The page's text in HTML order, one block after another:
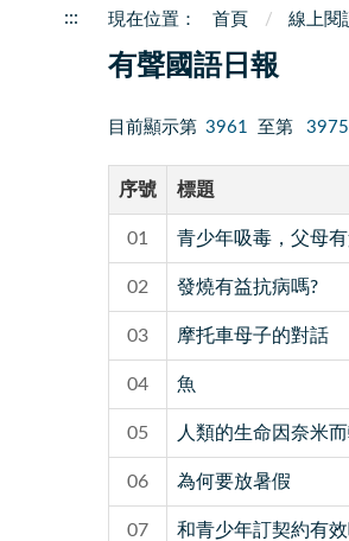
::: 首頁 線上閱
有聲國語日報
目前顯示第 3961 至第 3975
序號 標題
01 青少年吸毒，父母
02 發燒有益抗病嗎?
03 摩托車母子的對話
04 魚
05 人類的生命因奈米
06 為何要放暑假
07 和青少年訂契約有